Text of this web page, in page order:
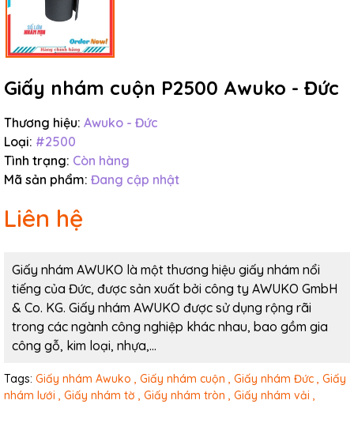
Giấy nhám cuộn P2500 Awuko - Đức
Thương hiệu: Awuko - Đức
Loại: #2500
Tình trạng: Còn hàng
Mã sản phẩm: Đang cập nhật
Liên hệ
Giấy nhám AWUKO là một thương hiệu giấy nhám nổi
tiếng của Đức, được sản xuất bởi công ty AWUKO GmbH
& Co. KG. Giấy nhám AWUKO được sử dụng rộng rãi
trong các ngành công nghiệp khác nhau, bao gồm gia
công gỗ, kim loại, nhựa,...
Tags: Giấy nhám Awuko , Giấy nhám cuộn , Giấy nhám Đức , Giấy
nhám lưới , Giấy nhám tờ , Giấy nhám tròn , Giấy nhám vải ,
Ngày hết hạn:
Điều kiện: